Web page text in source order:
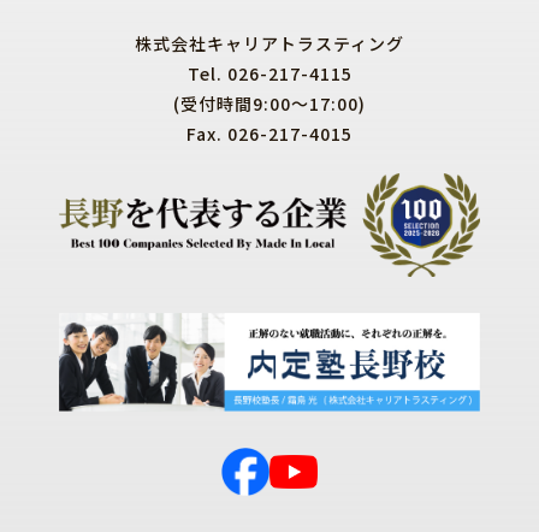
株式会社キャリアトラスティング
Tel. 026-217-4115
(受付時間9:00～17:00)
Fax. 026-217-4015